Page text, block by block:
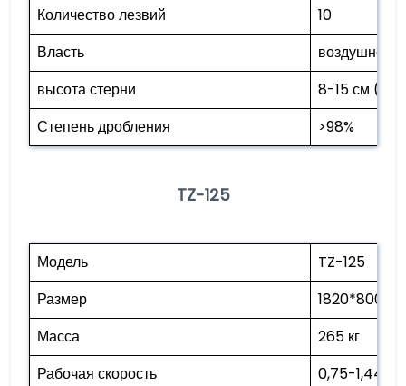
Количество лезвий
10
Власть
воздушно-
высота стерни
8-15 см
Степень дробления
>98%
TZ-125
Модель
TZ-125
Размер
Масса
265 кг
Рабочая скорость
0,75-1,44